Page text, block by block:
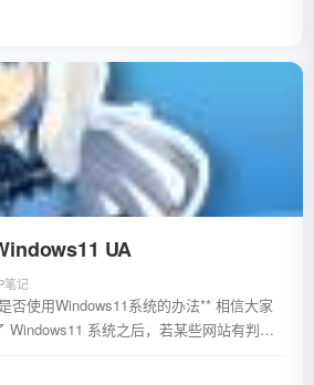
UA
笔记
否使用Windows11系统的办法** 相信大家
Windows11 系统之后，若某些网站有判断